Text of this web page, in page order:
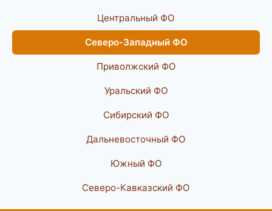
Центральный ФО
Северо-Западный ФО
Приволжский ФО
Уральский ФО
Сибирский ФО
Дальневосточный ФО
Южный ФО
Северо-Кавказский ФО